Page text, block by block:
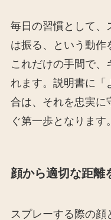
毎日の習慣として、
は振る、という動作
これだけの手間で、
れます。説明書に「
合は、それを忠実に
ぐ第一歩となります。
顔から適切な距離
スプレーする際の顔